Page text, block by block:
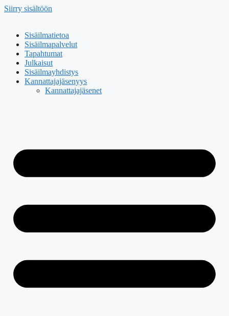
Siirry sisältöön
Sisäilmatietoa
Sisäilmapalvelut
Tapahtumat
Julkaisut
Sisäilmayhdistys
Kannattajajäsenyys
Kannattajajäsenet